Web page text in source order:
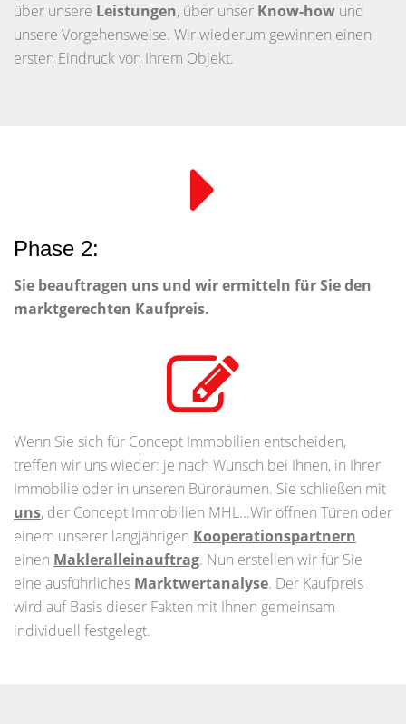
über unsere Leistungen, über unser Know-how und
unsere Vorgehensweise. Wir wiederum gewinnen einen
ersten Eindruck von Ihrem Objekt.
Phase 2:
Sie beauftragen uns und wir ermitteln für Sie den
marktgerechten Kaufpreis.
Wenn Sie sich für Concept Immobilien entscheiden,
treffen wir uns wieder: je nach Wunsch bei Ihnen, in Ihrer
Immobilie oder in unseren Büroräumen. Sie schließen mit
uns, der Concept Immobilien MHL...Wir öffnen Türen oder
einem unserer langjährigen Kooperationspartnern
einen Makleralleinauftrag. Nun erstellen wir für Sie
eine ausführliches Marktwertanalyse. Der Kaufpreis
wird auf Basis dieser Fakten mit Ihnen gemeinsam
individuell festgelegt.